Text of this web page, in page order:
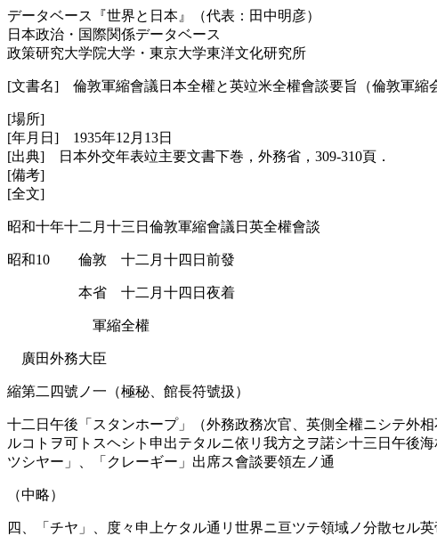
データベース『世界と日本』（代表：田中明彦）
日本政治・国際関係データベース
政策研究大学院大学・東京大学東洋文化研究所
[文書名] 倫敦軍縮會議日本全權と英竝米全權會談要旨（倫敦軍縮
[場所]
[年月日] 1935年12月13日
[出典] 日本外交年表竝主要文書下巻，外務省，309-310頁．
[備考]
[全文]
昭和十年十二月十三日倫敦軍縮會議日英全權會談
昭和10 倫敦 十二月十四日前發
本省 十二月十四日夜着
軍縮全權
廣田外務大臣
縮第二四號ノ一（極秘、館長符號扱）
十二日午後「スタンホープ」（外務政務次官、英側全權ニシテ外
ルコトヲ可トスヘシト申出テタルニ依リ我方之ヲ諾シ十三日午後
ツシヤー」、「クレーギー」出席ス會談要領左ノ通
（中略）
四、「チヤ」、度々申上ケタル通リ世界ニ亘ツテ領域ノ分散セル